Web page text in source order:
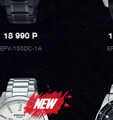
18 990P
EFV-150DC-1A